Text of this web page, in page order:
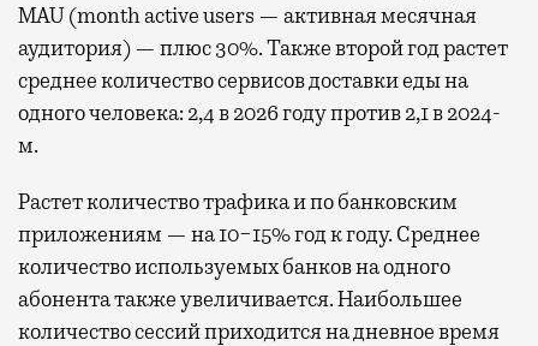
MAU (month active users — активная месячная
аудитория) — плюс 30%. Также второй год растет
среднее количество сервисов доставки еды на
одного человека: 2,4 в 2026 году против 2,1 в 2024-
м.
Растет количество трафика и по банковским
приложениям — на 10−15% год к году. Среднее
количество используемых банков на одного
абонента также увеличивается. Наибольшее
количество сессий приходится на дневное время